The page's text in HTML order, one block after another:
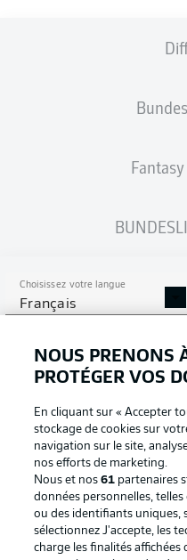
Choisissez votre langue
Français
NOUS PRENONS
PROTÉGER VOS
En cliquant sur « Accepter
stockage de cookies sur
navigation sur le site,
nos efforts de marketing.
Nous et nos61 partenaires
données personnelles,
ou des identifiants uniques,
sélectionnez J'accepte, les
charge les finalités affichées